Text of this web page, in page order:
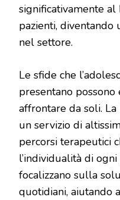
significativamente
pazienti,
nel settore.
Le sfide che
presentano
affrontare da soli.
un servizio di
percorsi terapeutici
l’individualità di
focalizzano sulla
quotidiani, aiutando